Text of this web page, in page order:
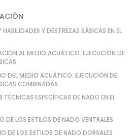
Y DESTREZAS BÁSICAS EN EL
AL MEDIO ACUÁTICO. EJECUCIÓN DE
DEL MEDIO ACUÁTICO. EJECUCIÓN DE
COMBINADAS
ESPECÍFICAS DE NADO EN EL
LOS ESTILOS DE NADO VENTRALES
DE LOS ESTILOS DE NADO DORSALES